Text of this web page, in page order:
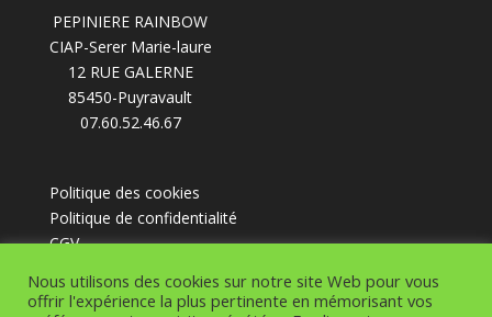
PEPINIERE RAINBOW
CIAP-Serer Marie-laure
12 RUE GALERNE
85450-Puyravault
07.60.52.46.67
Politique des cookies
Politique de confidentialité
CGV
Nous utilisons des cookies sur notre site Web pour vous
offrir l'expérience la plus pertinente en mémorisant vos